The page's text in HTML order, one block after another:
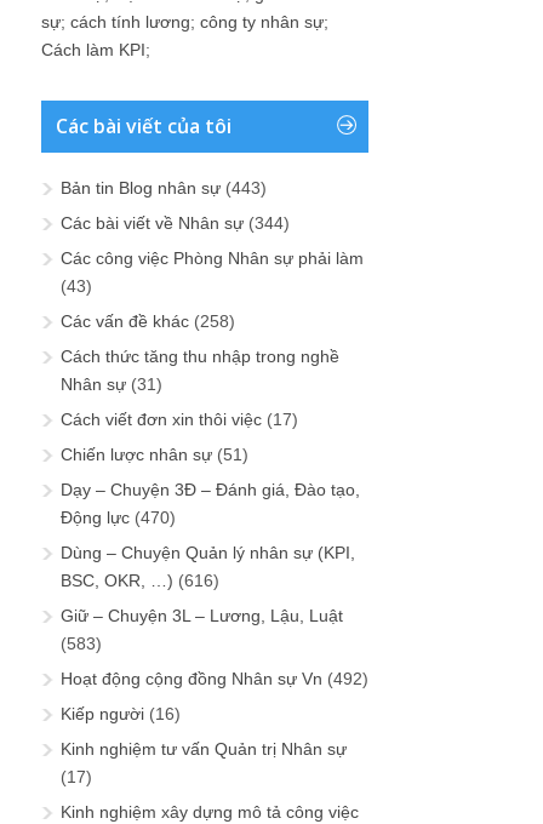
sự; cách tính lương; công ty nhân sự;
Cách làm KPI;
Các bài viết của tôi
Bản tin Blog nhân sự (443)
Các bài viết về Nhân sự (344)
Các công việc Phòng Nhân sự phải làm
(43)
Các vấn đề khác (258)
Cách thức tăng thu nhập trong nghề
Nhân sự (31)
Cách viết đơn xin thôi việc (17)
Chiến lược nhân sự (51)
Dạy – Chuyện 3Đ – Đánh giá, Đào tạo,
Động lực (470)
Dùng – Chuyện Quản lý nhân sự (KPI,
BSC, OKR, …) (616)
Giữ – Chuyện 3L – Lương, Lậu, Luật
(583)
Hoạt động cộng đồng Nhân sự Vn (492)
Kiếp người (16)
Kinh nghiệm tư vấn Quản trị Nhân sự
(17)
Kinh nghiệm xây dựng mô tả công việc